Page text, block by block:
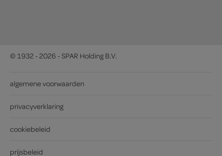
© 1932 - 2026 - SPAR Holding B.V.
algemene voorwaarden
privacyverklaring
cookiebeleid
prijsbeleid